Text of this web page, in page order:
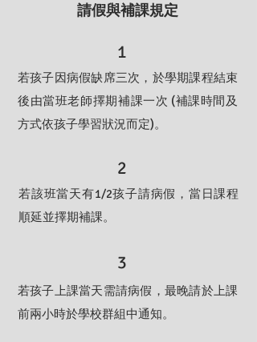
請假與補課規定
1
若孩子因病假缺席三次，於學期課程結束
後由當班老師擇期補課一次 (補課時間及
方式依孩子學習狀況而定)。
2
若該班當天有1/2孩子請病假，當日課程
順延並擇期補課。
3
若孩子上課當天需請病假，最晚請於上課
前兩小時於學校群組中通知。